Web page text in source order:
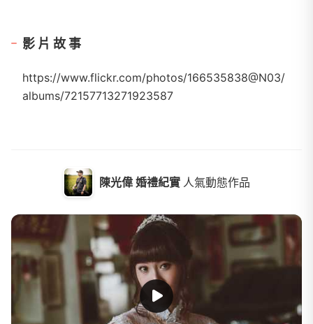
影片故事
https://www.flickr.com/photos/166535838@N03/
albums/72157713271923587
陳光偉 婚禮紀實 人氣動態作品